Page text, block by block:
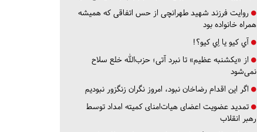
روایت فرزند شهید طهرانچی از حس اتفاقی که همیشه
همراه خانواده بود
آي كيو يا اِي كيو؟!
از «یکشنبه عظیم» تا نبرد آتی؛ حزب‌الله خلع سلاح
نمی‌شود
اگر این اقدام رضاخان نبود، امروز نگران زنگزور نبودیم
تمدید عضویت اعضای هیات‌امنای کمیته امداد توسط
رهبر انقلاب